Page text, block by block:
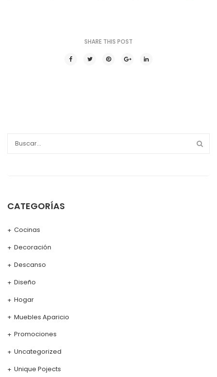
SHARE THIS POST
CATEGORÍAS
Cocinas
Decoración
Descanso
Diseño
Hogar
Muebles Aparicio
Promociones
Uncategorized
Unique Pojects